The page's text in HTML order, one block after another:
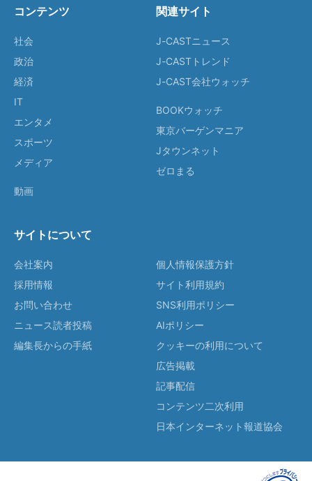
コンテンツ
社会
政治
経済
IT
エンタメ
スポーツ
メディア
動画
関連サイト
J-CASTニュース
J-CASTトレンド
J-CAST会社ウォッチ
BOOKウォッチ
東京バーゲンマニア
Jタウンネット
ゼロまる
サイトについて
会社案内
採用情報
お問い合わせ
ニュース読者投稿
編集長からの手紙
個人情報保護方針
サイト利用規約
SNS利用ポリシー
AIポリシー
クッキーの利用について
広告掲載
記事配信
コンテンツ二次利用
日本インターネット報道協会